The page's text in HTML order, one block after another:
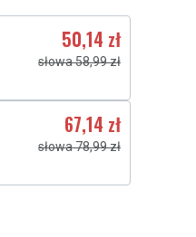
50,14 zł
słowa 58,99 zł
67,14 zł
słowa 78,99 zł